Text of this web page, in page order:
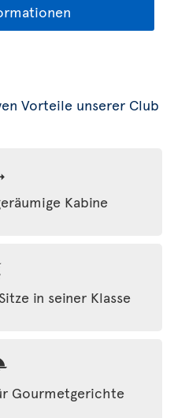
Vorteile unserer Club
Kabine
in seiner Klasse
Gourmetgerichte